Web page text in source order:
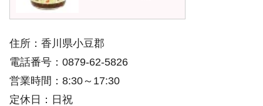
住所：香川県小豆郡
電話番号：0879-62-5826
営業時間：8:30～17:30
定休日：日祝